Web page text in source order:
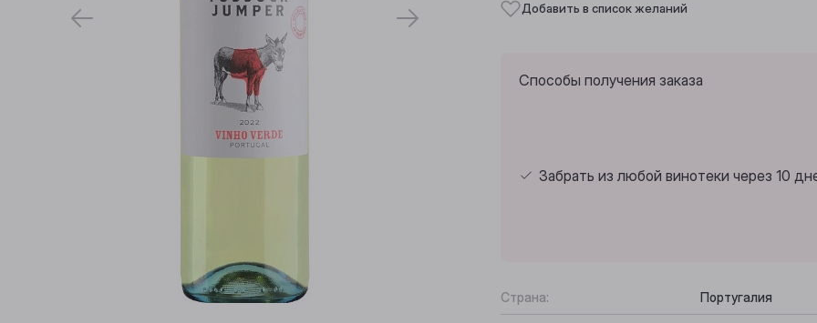
Добавить в список желаний
Способы получения заказа
Забрать из любой винотеки через 10
Страна: Португалия